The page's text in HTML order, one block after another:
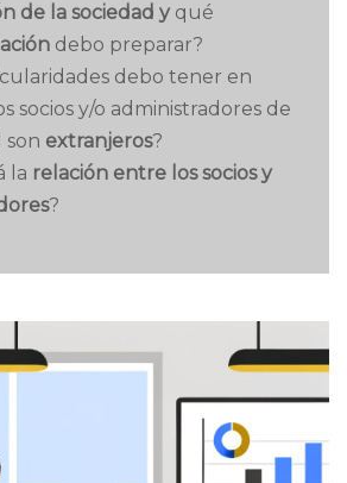
de la sociedad yqué
debo preparar?
debo tener en
socios y/o administradores de
son extranjeros?
la relación entre los socios y
?